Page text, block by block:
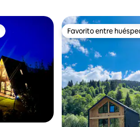
Favorito entre
Favorito entre